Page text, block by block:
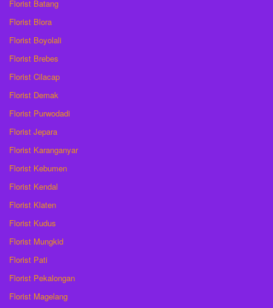
Florist Batang
Florist Blora
Florist Boyolali
Florist Brebes
Florist Cilacap
Florist Demak
Florist Purwodadi
Florist Jepara
Florist Karanganyar
Florist Kebumen
Florist Kendal
Florist Klaten
Florist Kudus
Florist Mungkid
Florist Pati
Florist Pekalongan
Florist Magelang